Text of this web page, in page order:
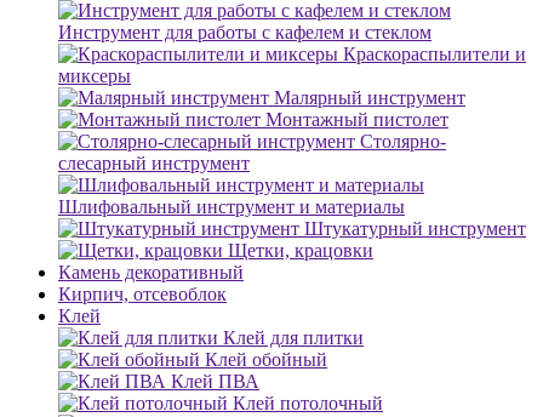
Инструмент для работы с кафелем и стеклом
Краскораспылители и
миксеры
Малярный инструмент
Монтажный пистолет
Столярно-
слесарный инструмент
Шлифовальный инструмент и материалы
Штукатурный инструмент
Щетки, крацовки
Камень декоративный
Кирпич, отсевоблок
Клей
Клей для плитки
Клей обойный
Клей ПВА
Клей потолочный